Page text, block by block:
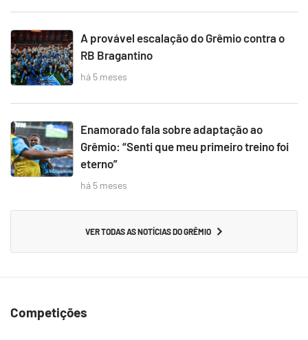
A provável escalação do Grêmio contra o
RB Bragantino
há 5 meses
Enamorado fala sobre adaptação ao
Grêmio: “Senti que meu primeiro treino foi
eterno”
há 5 meses
VER TODAS AS NOTÍCIAS DO GRÊMIO
Competições